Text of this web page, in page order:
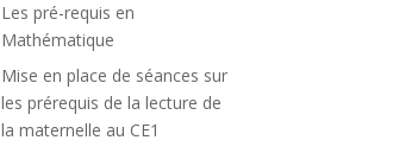
Les pré-requis en
Mathématique
Mise en place de séances sur
les prérequis de la lecture de
la maternelle au CE1